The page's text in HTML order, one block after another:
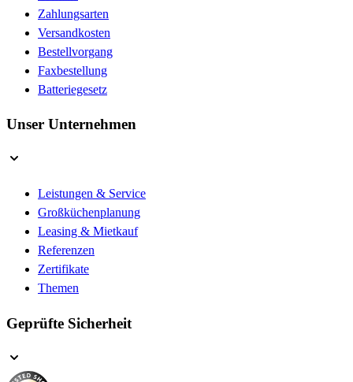
Zahlungsarten
Versandkosten
Bestellvorgang
Faxbestellung
Batteriegesetz
Unser Unternehmen
Leistungen & Service
Großküchenplanung
Leasing & Mietkauf
Referenzen
Zertifikate
Themen
Geprüfte Sicherheit